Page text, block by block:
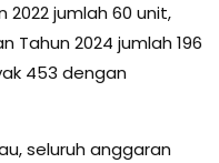
2022 jumlah 60 unit,
Tahun 2024 jumlah 196
453 dengan
seluruh anggaran